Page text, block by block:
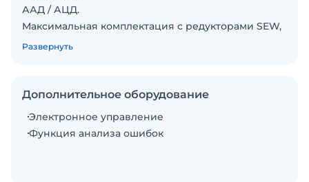
ААД / АЦД.
Максимальная комплектация с редукторами SEW,
подшипниками NSK, редукторами BONENG,
Высокая точность сборки.
Гарантия. Шефмонтаж специалистами СТК-Лидер.
Успешная эксплуатация в России.
Развернуть
Дополнительное оборудование
Электронное управление
Функция анализа ошибок